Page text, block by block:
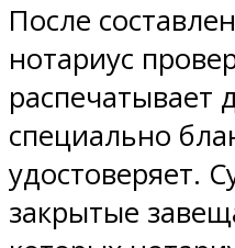
После
нотариус
распечатывает
специально
удостоверяет.
закрытые